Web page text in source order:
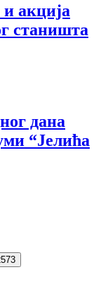
акција
станишта
дана
“Јелића